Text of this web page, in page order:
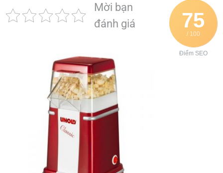
75
/ 100
Điểm SEO
Mời bạn
đánh giá